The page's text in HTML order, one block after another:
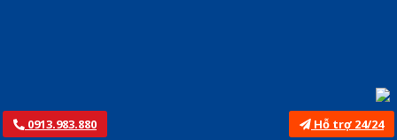
0913.983.880 Hỗ trợ 24/24